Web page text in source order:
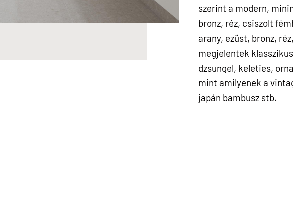
szerint a modern,
bronz, réz, csiszolt
arany, ezüst, bronz,
megjelentek
dzsungel, keleties,
mint amilyenek a
japán bambusz stb.